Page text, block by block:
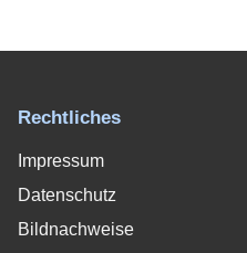
Rechtliches
Impressum
Datenschutz
Bildnachweise